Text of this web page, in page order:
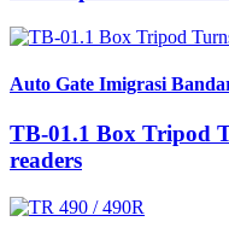
Auto Gate Imigrasi
TB-01.1 Box Tripod
readers